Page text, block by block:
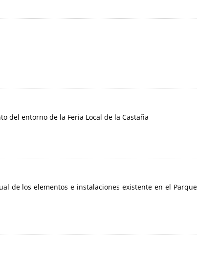
del entorno de la Feria Local de la Castaña
de los elementos e instalaciones existente en el Parque